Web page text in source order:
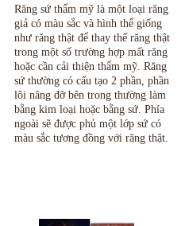
Răng sứ thẩm mỹ là một loại răng
giả có màu sắc và hình thể giống
như răng thật để thay thế răng thật
trong một số trường hợp mất răng
hoặc cần cải thiện thẩm mỹ. Răng
sứ thường có cấu tạo 2 phần, phần
lõi nâng đỡ bên trong thường làm
bằng kim loại hoặc bằng sứ. Phía
ngoài sẽ được phủ một lớp sứ có
màu sắc tương đồng với răng thật.